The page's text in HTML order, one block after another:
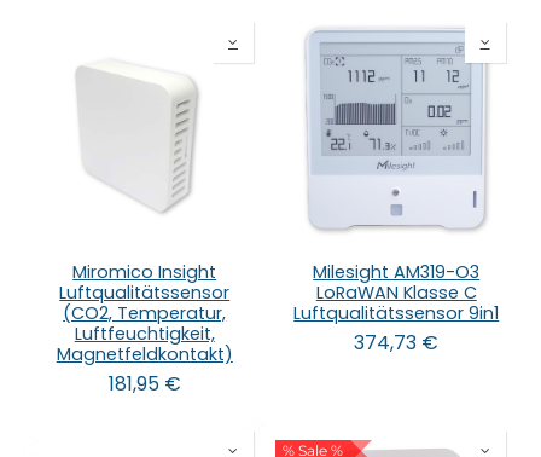
Miromico Insight
Luftqualitätssensor
(CO2, Temperatur,
Luftfeuchtigkeit,
Magnetfeldkontakt)
181,95€
Milesight AM319-O3
LoRaWAN Klasse C
Luftqualitätssensor 9in1
374,73 €
% Sale %